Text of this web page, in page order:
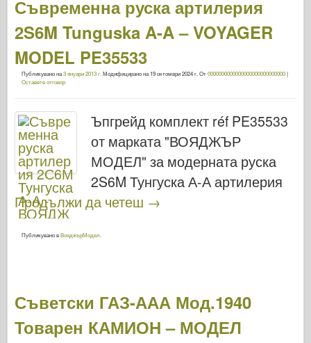
Съвременна руска артилерия
2S6M Tunguska A-A – VOYAGER
MODEL PE35533
Публикувано на3 януари 2013 г. Модифицирано на 19 октомври 2024 г. От0000000000000000000000000000|
Оставете отговор
Ъпгрейд комплект réf PE35533
от марката "ВОЯДЖЪР
МОДЕЛ" за модерната руска
2S6M Тунгуска А-А артилерия
Продължи да четеш →
Публикувано вВояджърМодел
Съветски ГАЗ-ААА Мод.1940
Товарен КАМИОН – МОДЕЛ